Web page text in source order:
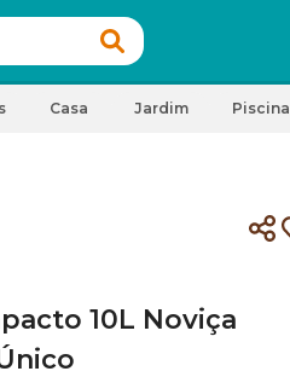
Casa Jardim Piscina
10L Noviça